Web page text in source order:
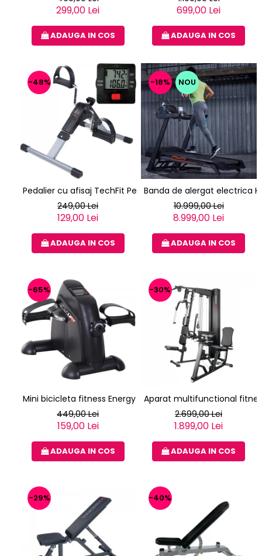
299,00 Lei
ADAUGA IN COS
699,00 Lei
ADAUGA IN COS
-48%
Pedalier cu afisaj TechFit Ped2
249,00 Lei
129,00 Lei
ADAUGA IN COS
-18% NOU
Banda de alergat electrica
10.999,00 Lei
8.999,00 Lei
ADAUGA IN COS
-65%
Mini bicicleta fitness Energy Fit
449,00 Lei
159,00 Lei
ADAUGA IN COS
-30%
Aparat multifunctional
2.699,00 Lei
1.899,00 Lei
ADAUGA IN COS
-29% -40%